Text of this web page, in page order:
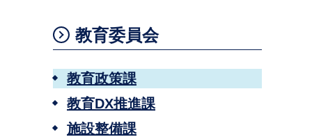
教育委員会
教育政策課
教育DX推進課
施設整備課